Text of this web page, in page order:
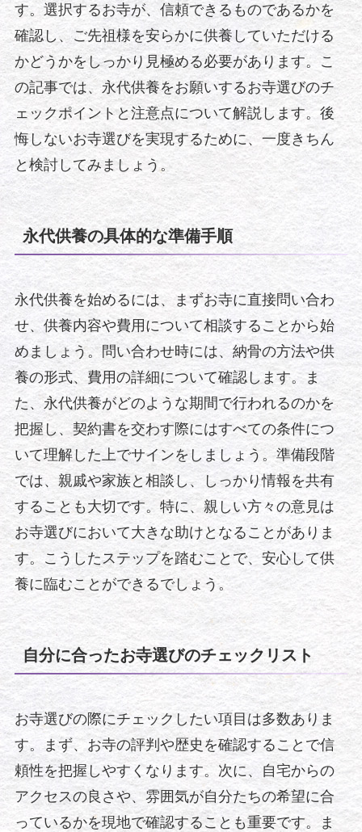
す。選択するお寺が、信頼できるものであるかを
確認し、ご先祖様を安らかに供養していただける
かどうかをしっかり見極める必要があります。こ
の記事では、永代供養をお願いするお寺選びのチ
ェックポイントと注意点について解説します。後
悔しないお寺選びを実現するために、一度きちん
と検討してみましょう。
永代供養の具体的な準備手順
永代供養を始めるには、まずお寺に直接問い合わ
せ、供養内容や費用について相談することから始
めましょう。問い合わせ時には、納骨の方法や供
養の形式、費用の詳細について確認します。ま
た、永代供養がどのような期間で行われるのかを
把握し、契約書を交わす際にはすべての条件につ
いて理解した上でサインをしましょう。準備段階
では、親戚や家族と相談し、しっかり情報を共有
することも大切です。特に、親しい方々の意見は
お寺選びにおいて大きな助けとなることがありま
す。こうしたステップを踏むことで、安心して供
養に臨むことができるでしょう。
自分に合ったお寺選びのチェックリスト
お寺選びの際にチェックしたい項目は多数ありま
す。まず、お寺の評判や歴史を確認することで信
頼性を把握しやすくなります。次に、自宅からの
アクセスの良さや、雰囲気が自分たちの希望に合
っているかを現地で確認することも重要です。ま